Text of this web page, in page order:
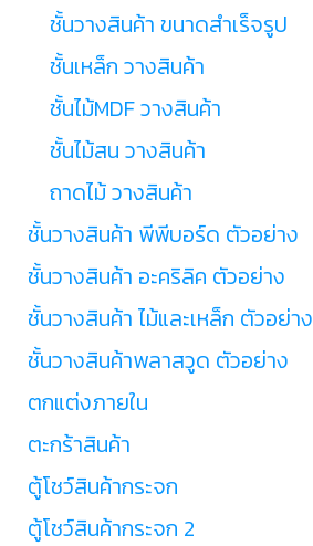
ชั้นวางสินค้า ขนาดสำเร็จรูป
ชั้นเหล็ก วางสินค้า
ชั้นไม้MDF วางสินค้า
ชั้นไม้สน วางสินค้า
ถาดไม้ วางสินค้า
ชั้นวางสินค้า พีพีบอร์ด ตัวอย่าง
ชั้นวางสินค้า อะคริลิค ตัวอย่าง
ชั้นวางสินค้า ไม้และเหล็ก ตัวอย่าง
ชั้นวางสินค้าพลาสวูด ตัวอย่าง
ตกแต่งภายใน
ตะกร้าสินค้า
ตู้โชว์สินค้ากระจก
ตู้โชว์สินค้ากระจก 2